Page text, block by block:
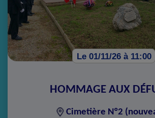
Le 01/11/26 à 11:00
HOMMAGE AUX
Cimetière N°2